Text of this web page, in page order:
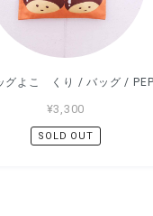
¥3,300
SOLD OUT